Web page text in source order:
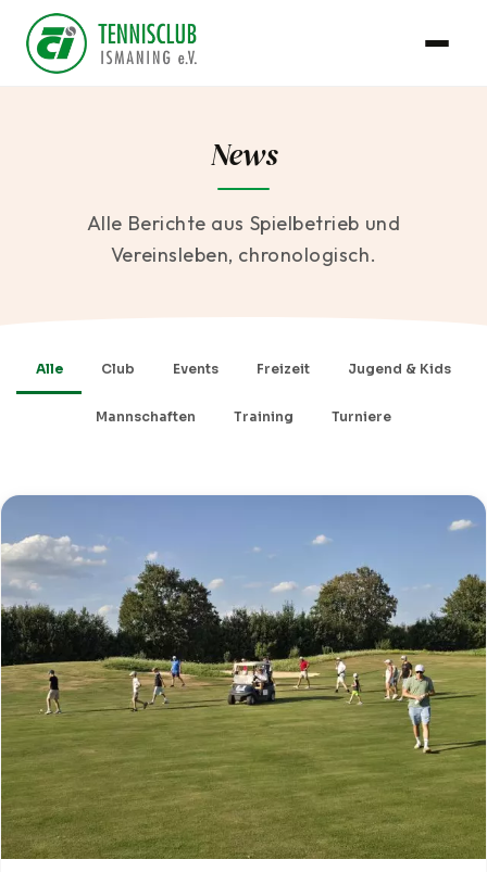
News
Alle Berichte aus Spielbetrieb und
Vereinsleben, chronologisch.
Alle Club Events Freizeit Jugend & Kids
Mannschaften Training Turniere